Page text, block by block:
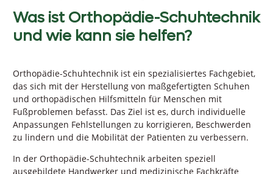
Was ist Orthopädie-Schuhtechnik
und wie kann sie helfen?
Orthopädie-Schuhtechnik ist ein spezialisiertes Fachgebiet,
das sich mit der Herstellung von maßgefertigten Schuhen
und orthopädischen Hilfsmitteln für Menschen mit
Fußproblemen befasst. Das Ziel ist es, durch individuelle
Anpassungen Fehlstellungen zu korrigieren, Beschwerden
zu lindern und die Mobilität der Patienten zu verbessern.
In der Orthopädie-Schuhtechnik arbeiten speziell
ausgebildete Handwerker und medizinische Fachkräfte